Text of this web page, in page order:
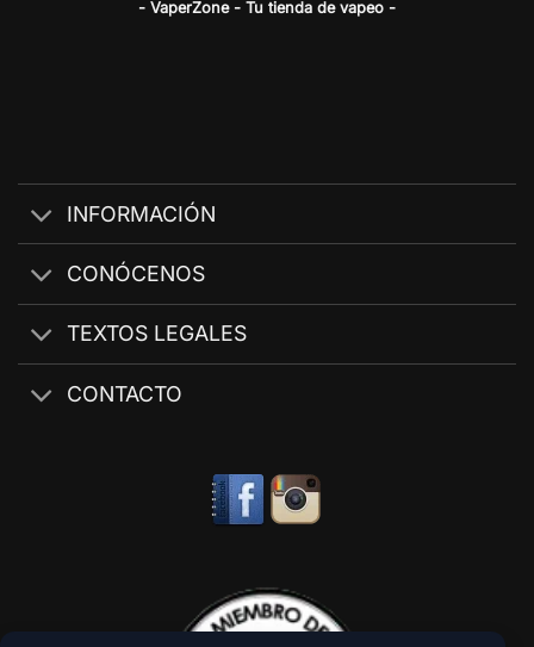
- VaperZone - Tu tienda de vapeo -
INFORMACIÓN
CONÓCENOS
TEXTOS LEGALES
CONTACTO